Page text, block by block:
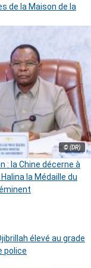
de la Maison de la
© (DR)
: la Chine décerne à
la Médaille du
élevé au grade
police